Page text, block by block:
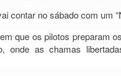
contar no sábado com um
que os pilotos preparam
as chamas